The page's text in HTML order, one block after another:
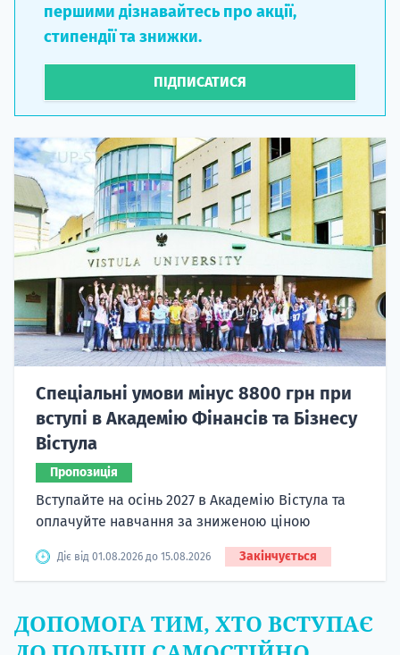
першими дізнавайтесь про акції,
стипендії та знижки.
ПІДПИСАТИСЯ
Спеціальні умови мінус 8800 грн при
вступі в Академію Фінансів та Бізнесу
Вістула
Пропозиція
Вступайте на осінь 2027 в Академію Вістула та
оплачуйте навчання за зниженою ціною
Діє від 01.08.2026 до 15.08.2026 Закінчується
ДОПОМОГА ТИМ, ХТО ВСТУПАЄ